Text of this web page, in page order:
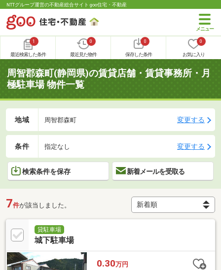
NTTグループ運営の不動産総合サイト goo住宅・不動産
1
最近検索した条件
0
最近見た物件
0
保存した条件
0
お気に入り
周智郡森町(静岡県)の賃貸店舗・賃貸事務所・月
極駐車場 物件一覧
地域 周智郡森町 変更する
条件 指定なし 変更する
検索条件を保存 新着メールを受取る
7件が該当しました。
貸駐車場
城下駐車場
0.30万円